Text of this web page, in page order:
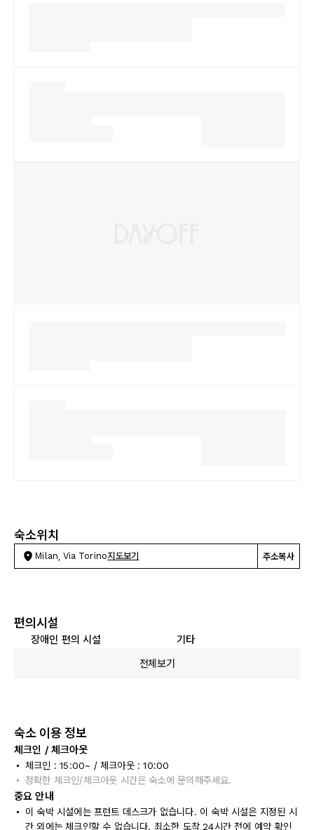
숙소위치
Milan, Via Torino지도보기 주소복사
편의시설
장애인 편의 시설
기타
전체보기
숙소 이용 정보
체크인 / 체크아웃
체크인 : 15:00~ / 체크아웃 : 10:00
정확한 체크인/체크아웃 시간은 숙소에 문의해주세요.
중요 안내
이 숙박 시설에는 프런트 데스크가 없습니다. 이 숙박 시설은 지정된 시
간 외에는 체크인할 수 없습니다. 최소한 도착 24시간 전에 예약 확인